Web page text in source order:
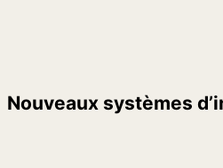
Nouveaux systèmes